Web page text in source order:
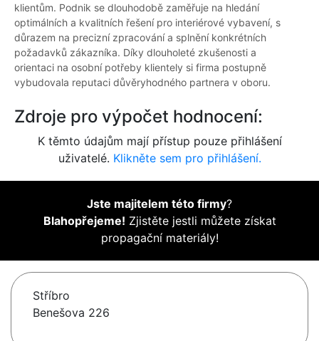
klientům. Podnik se dlouhodobě zaměřuje na hledání
optimálních a kvalitních řešení pro interiérové vybavení, s
důrazem na precizní zpracování a splnění konkrétních
požadavků zákazníka. Díky dlouholeté zkušenosti a
orientaci na osobní potřeby klientely si firma postupně
vybudovala reputaci důvěryhodného partnera v oboru.
Zdroje pro výpočet hodnocení:
K těmto údajům mají přístup pouze přihlášení
uživatelé. Klikněte sem pro přihlášení.
Jste majitelem této firmy?
Blahopřejeme! Zjistěte jestli můžete získat
propagační materiály!
Stříbro
Benešova 226